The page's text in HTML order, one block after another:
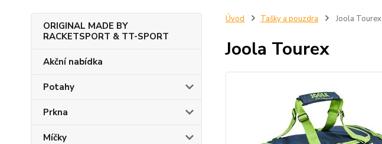
ORIGINAL MADE BY
RACKETSPORT & TT-SPORT
Akční nabídka
Potahy
Prkna
Míčky
Úvod Tašky a pouzdra Joola Tourex
Joola Tourex